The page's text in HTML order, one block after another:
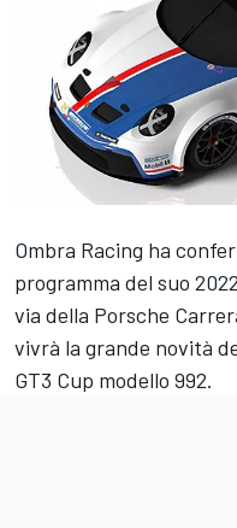
Ombra Racing ha
programma del suo
via della Porsche
vivrà la grande novità
GT3 Cup modello 992.